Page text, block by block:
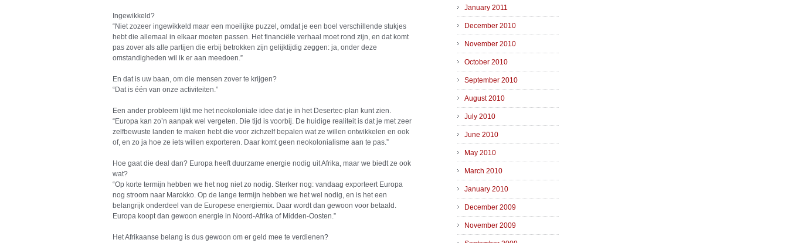
Ingewikkeld?
“Niet zozeer ingewikkeld maar een moeilijke puzzel, omdat je een boel verschillende stukjes
hebt die allemaal in elkaar moeten passen. Het financiële verhaal moet rond zijn, en dat komt
pas zover als alle partijen die erbij betrokken zijn gelijktijdig zeggen: ja, onder deze
omstandigheden wil ik er aan meedoen.”
En dat is uw baan, om die mensen zover te krijgen?
“Dat is één van onze activiteiten.”
Een ander probleem lijkt me het neokoloniale idee dat je in het Desertec-plan kunt zien.
“Europa kan zo’n aanpak wel vergeten. Die tijd is voorbij. De huidige realiteit is dat je met zeer
zelfbewuste landen te maken hebt die voor zichzelf bepalen wat ze willen ontwikkelen en ook
of, en zo ja hoe ze iets willen exporteren. Daar komt geen neokolonialisme aan te pas.”
Hoe gaat die deal dan? Europa heeft duurzame energie nodig uit Afrika, maar we biedt ze ook
wat?
“Op korte termijn hebben we het nog niet zo nodig. Sterker nog: vandaag exporteert Europa
nog stroom naar Marokko. Op de lange termijn hebben we het wel nodig, en is het een
belangrijk onderdeel van de Europese energiemix. Daar wordt dan gewoon voor betaald.
Europa koopt dan gewoon energie in Noord-Afrika of Midden-Oosten.”
Het Afrikaanse belang is dus gewoon om er geld mee te verdienen?
January 2011
December 2010
November 2010
October 2010
September 2010
August 2010
July 2010
June 2010
May 2010
March 2010
January 2010
December 2009
November 2009